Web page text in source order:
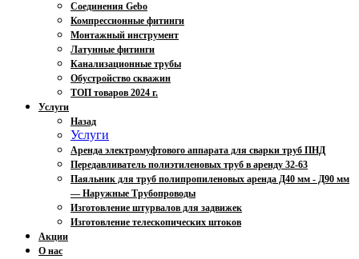
Соединения Gebo
Компрессионные фитинги
Монтажный инструмент
Латунные фитинги
Канализационные трубы
Обустройство скважин
ТОП товаров 2024 г.
Услуги
Назад
Услуги
Аренда электромуфтового аппарата для сварки труб ПНД
Передавливатель полиэтиленовых труб в аренду 32-63
Паяльник для труб полипропиленовых аренда Д40 мм - Д90 мм
— Наружные Трубопроводы
Изготовление штурвалов для задвижек
Изготовление телескопических штоков
Акции
О нас